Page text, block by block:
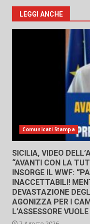
LEGGI ANCHE
Comunicati Stampa
SICILIA, VIDEO
“AVANTI CON LA
INSORGE IL WWF:
INACCETTABILI!
DEVASTAZIONE
AGONIZZA PER I
L’ASSESSORE